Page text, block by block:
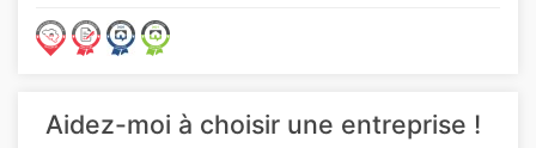
Aidez-moi à choisir une entreprise !